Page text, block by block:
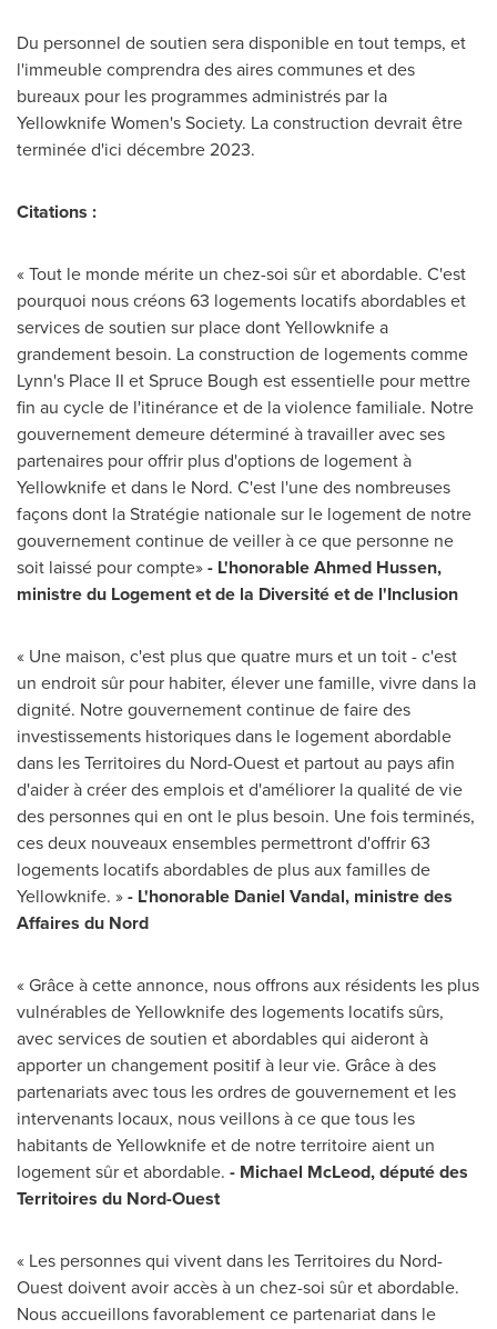
Du personnel de soutien sera disponible en tout temps, et
l'immeuble comprendra des aires communes et des
bureaux pour les programmes administrés par la
Yellowknife Women's Society. La construction devrait être
terminée d'ici décembre 2023.
Citations :
« Tout le monde mérite un chez-soi sûr et abordable. C'est
pourquoi nous créons 63 logements locatifs abordables et
services de soutien sur place dontYellowknifea
grandement besoin. La construction de logements comme
Lynn's Place II et Spruce Bough est essentielle pour mettre
fin au cycle de l'itinérance et de la violence familiale. Notre
gouvernement demeure déterminé à travailler avec ses
partenaires pour offrir plus d'options de logement à
Yellowknifeet dans le Nord. C'est l'une des nombreuses
façons dont la Stratégie nationale sur le logement de notre
gouvernement continue de veiller à ce que personne ne
soit laissé pour compte»- L'honorable Ahmed Hussen,
ministre du Logement et de la Diversité et de l'Inclusion
« Une maison, c'est plus que quatre murs et un toit - c'est
un endroit sûr pour habiter, élever une famille, vivre dans la
dignité. Notre gouvernement continue de faire des
investissements historiques dans le logement abordable
dans les Territoires du Nord-Ouest et partout au pays afin
d'aider à créer des emplois et d'améliorer la qualité de vie
des personnes qui en ont le plus besoin. Une fois terminés,
ces deux nouveaux ensembles permettront d'offrir 63
logements locatifs abordables de plus aux familles de
Yellowknife. »- L'honorable Daniel Vandal, ministre des
Affaires du Nord
« Grâce à cette annonce, nous offrons aux résidents les plus
vulnérables deYellowknifedes logements locatifs sûrs,
avec services de soutien et abordables qui aideront à
apporter un changement positif à leur vie. Grâce à des
partenariats avec tous les ordres de gouvernement et les
intervenants locaux, nous veillons à ce que tous les
habitants deYellowknifeet de notre territoire aient un
logement sûr et abordable. - Michael McLeod, député des
Territoires du Nord-Ouest
« Les personnes qui vivent dans les Territoires du Nord-
Ouest doivent avoir accès à un chez-soi sûr et abordable.
Nous accueillons favorablement ce partenariat dans le